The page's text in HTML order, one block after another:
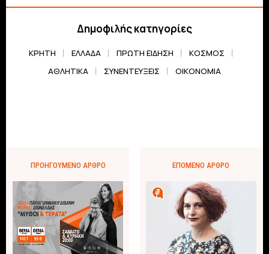
Δημοφιλής κατηγορίες
ΚΡΗΤΗ ΕΛΛΆΔΑ ΠΡΏΤΗ ΕΊΔΗΣΗ
ΚΌΣΜΟΣ
ΑΘΛΗΤΙΚΆ
ΣΥΝΕΝΤΕΎΞΕΙΣ ΟΙΚΟΝΟΜΊΑ
ΠΡΟΗΓΟΎΜΕΝΟ ΆΡΘΡΟ ΕΠΌΜΕΝΟ ΆΡΘΡΟ